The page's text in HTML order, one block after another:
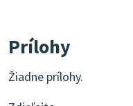
Prílohy
Žiadne prílohy.